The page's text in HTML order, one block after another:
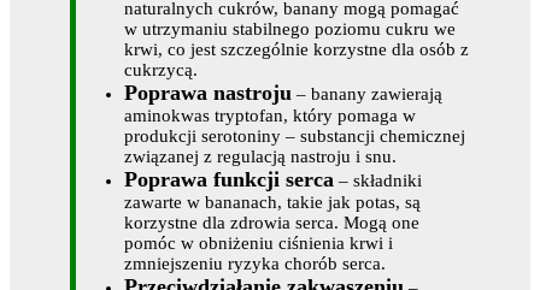
naturalnych cukrów, banany mogą pomagać
w utrzymaniu stabilnego poziomu cukru we
krwi, co jest szczególnie korzystne dla osób z
cukrzycą.
Poprawa nastroju – banany zawierają
aminokwas tryptofan, który pomaga w
produkcji serotoniny – substancji chemicznej
związanej z regulacją nastroju i snu.
Poprawa funkcji serca – składniki
zawarte w bananach, takie jak potas, są
korzystne dla zdrowia serca. Mogą one
pomóc w obniżeniu ciśnienia krwi i
zmniejszeniu ryzyka chorób serca.